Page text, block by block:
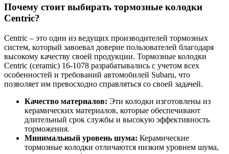
Почему стоит выбирать тормозные колодки
Centric?
Centric – это один из ведущих производителей тормозных
систем, который завоевал доверие пользователей благодаря
высокому качеству своей продукции. Тормозные колодки
Centric (ceramic) 16-1078 разрабатывались с учетом всех
особенностей и требований автомобилей Subaru, что
позволяет им превосходно справляться со своей задачей.
Качество материалов: Эти колодки изготовлены из
керамических материалов, которые обеспечивают
длительный срок службы и высокую эффективность
торможения.
Минимальный уровень шума: Керамические
тормозные колодки отличаются низким уровнем шума,